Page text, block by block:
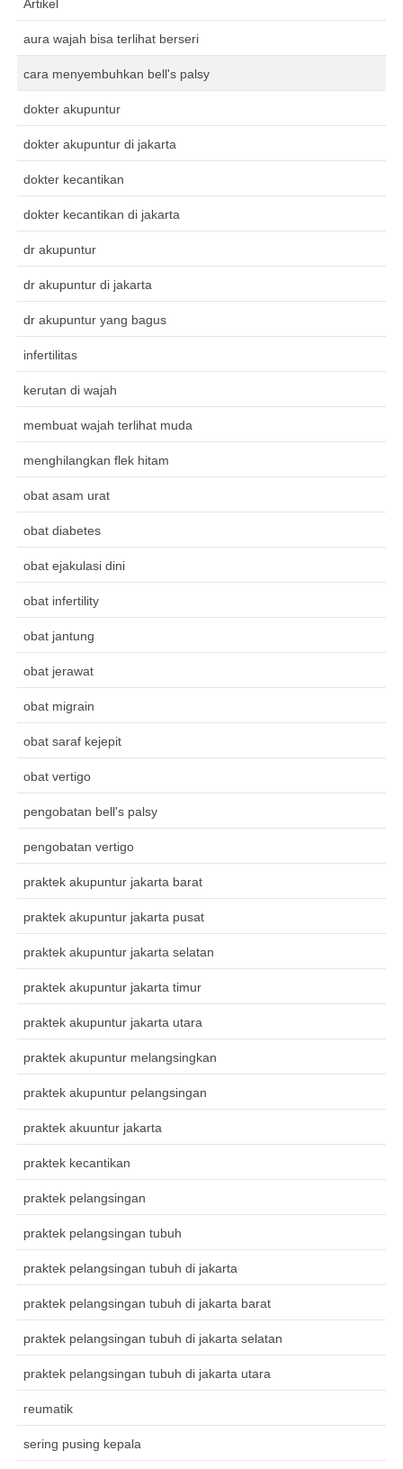
Artikel
aura wajah bisa terlihat berseri
cara menyembuhkan bell's palsy
dokter akupuntur
dokter akupuntur di jakarta
dokter kecantikan
dokter kecantikan di jakarta
dr akupuntur
dr akupuntur di jakarta
dr akupuntur yang bagus
infertilitas
kerutan di wajah
membuat wajah terlihat muda
menghilangkan flek hitam
obat asam urat
obat diabetes
obat ejakulasi dini
obat infertility
obat jantung
obat jerawat
obat migrain
obat saraf kejepit
obat vertigo
pengobatan bell's palsy
pengobatan vertigo
praktek akupuntur jakarta barat
praktek akupuntur jakarta pusat
praktek akupuntur jakarta selatan
praktek akupuntur jakarta timur
praktek akupuntur jakarta utara
praktek akupuntur melangsingkan
praktek akupuntur pelangsingan
praktek akuuntur jakarta
praktek kecantikan
praktek pelangsingan
praktek pelangsingan tubuh
praktek pelangsingan tubuh di jakarta
praktek pelangsingan tubuh di jakarta barat
praktek pelangsingan tubuh di jakarta selatan
praktek pelangsingan tubuh di jakarta utara
reumatik
sering pusing kepala